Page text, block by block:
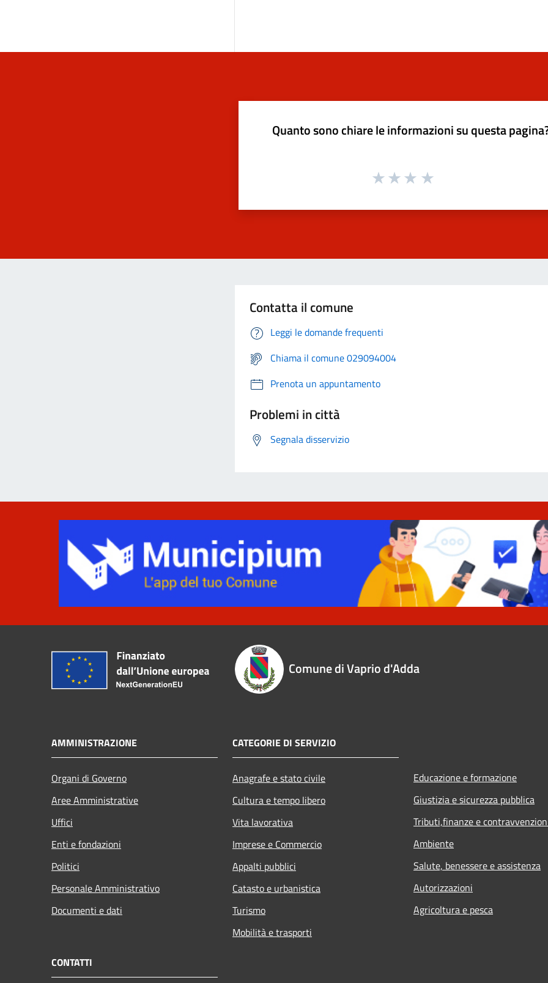
Quanto sono chiare le informazioni su questa
Contatta il comune
Leggi le domande frequenti
Chiama il comune 029094004
Prenota un appuntamento
Problemi in città
Segnala disservizio
Comune di Vaprio d'Adda
AMMINISTRAZIONE
Organi di Governo
Aree Amministrative
Uffici
Enti e fondazioni
Politici
Personale Amministrativo
Documenti e dati
CATEGORIE DI SERVIZIO
Anagrafe e stato civile
Cultura e tempo libero
Vita lavorativa
Imprese e Commercio
Appalti pubblici
Catasto e urbanistica
Turismo
Mobilità e trasporti
Educazione e formazione
Giustizia e sicurezza pubblica
Tributi,finanze e
Ambiente
Salute, benessere e assistenza
Autorizzazioni
Agricoltura e pesca
CONTATTI